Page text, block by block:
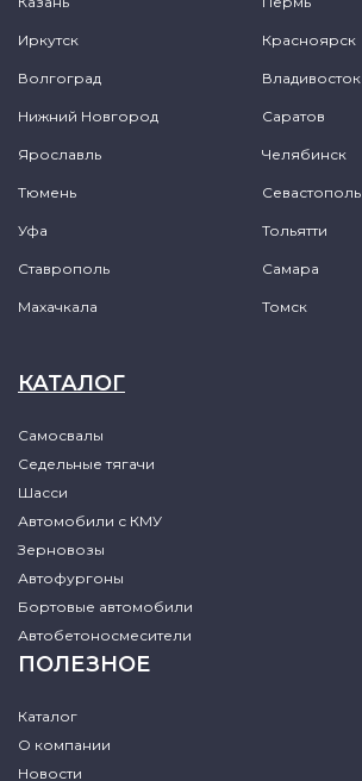
Иркутск Красноярск
Волгоград Владивосток
Нижний Новгород Саратов
Ярославль Челябинск
Тюмень Севастополь
Уфа Тольятти
Ставрополь Самара
Махачкала Томск
КАТАЛОГ
Самосвалы
Седельные тягачи
Шасси
Автомобили с КМУ
Зерновозы
Автофургоны
Бортовые автомобили
Автобетоносмесители
ПОЛЕЗНОЕ
Каталог
О компании
Новости